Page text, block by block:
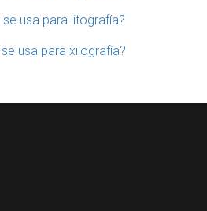
se usa para litografía?
usa para xilografía?